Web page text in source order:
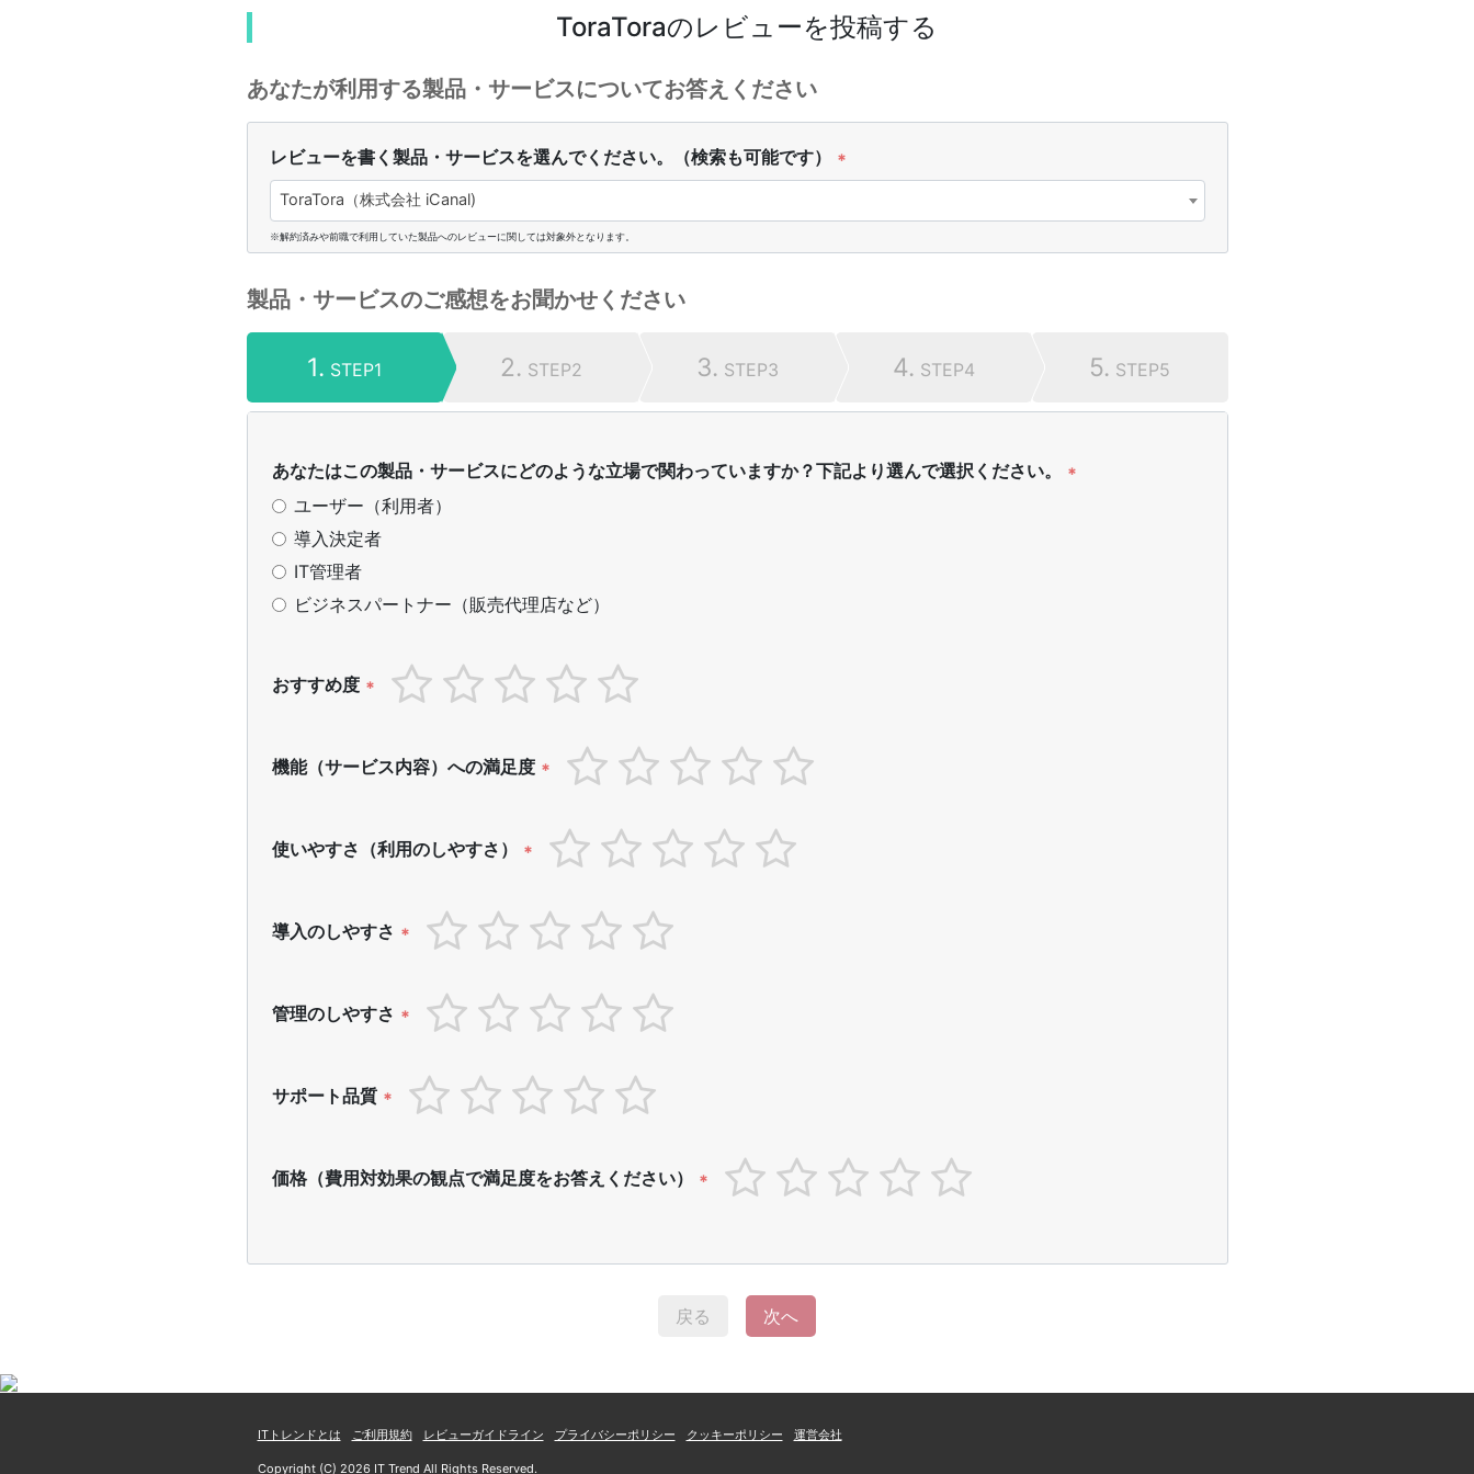
ToraToraのレビューを投稿する
あなたが利用する製品・サービスについてお答えください
レビューを書く製品・サービスを選んでください。（検索も可能です） *
ToraTora（株式会社 iCanal)
※解約済みや前職で利用していた製品へのレビューに関しては対象外となります。
製品・サービスのご感想をお聞かせください
1. STEP1 2. STEP2 3. STEP3 4. STEP4 5. STEP5
あなたはこの製品・サービスにどのような立場で関わっていますか？下記より選んで選択ください。
*
ユーザー（利用者）
導入決定者
IT管理者
ビジネスパートナー（販売代理店など）
おすすめ度 *
機能（サービス内容）への満足度 *
使いやすさ（利用のしやすさ） *
導入のしやすさ *
管理のしやすさ *
サポート品質 *
価格（費用対効果の観点で満足度をお答えください） *
戻る 次へ
ITトレンドとは ご利用規約 レビューガイドライン プライバシーポリシー クッキーポリシー 運営会社
Copyright (C) 2026 IT Trend All Rights Reserved.